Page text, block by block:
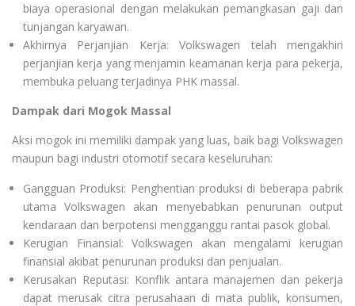
biaya operasional dengan melakukan pemangkasan gaji dan
tunjangan karyawan.
Akhirnya Perjanjian Kerja: Volkswagen telah mengakhiri
perjanjian kerja yang menjamin keamanan kerja para pekerja,
membuka peluang terjadinya PHK massal.
Dampak dari Mogok Massal
Aksi mogok ini memiliki dampak yang luas, baik bagi Volkswagen
maupun bagi industri otomotif secara keseluruhan:
Gangguan Produksi: Penghentian produksi di beberapa pabrik
utama Volkswagen akan menyebabkan penurunan output
kendaraan dan berpotensi mengganggu rantai pasok global.
Kerugian Finansial: Volkswagen akan mengalami kerugian
finansial akibat penurunan produksi dan penjualan.
Kerusakan Reputasi: Konflik antara manajemen dan pekerja
dapat merusak citra perusahaan di mata publik, konsumen,